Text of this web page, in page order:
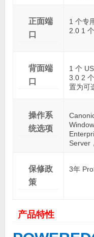
正面端
口
1 个专
2.0 1
背面端
口
1 个
3.0 2
置为可
操作系
统选项
Server
保修政
策
3年
产品特性